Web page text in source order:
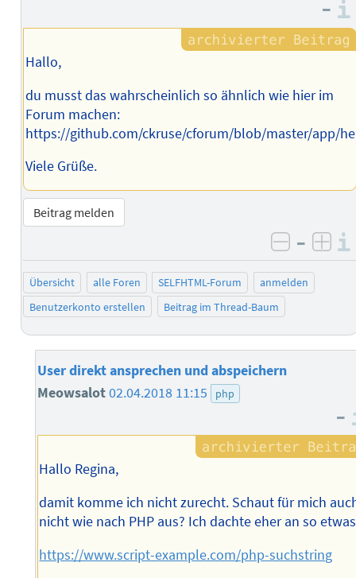
–
Hallo,
du musst das wahrscheinlich so ähnlich wie hier im
Forum machen:
https://github.com/ckruse/cforum/blob/master/app/
Viele Grüße.
Beitrag melden
negativ
–
Übersicht alle Foren SELFHTML-Forum
anmelden
Benutzerkonto erstellen
Beitrag im Thread-Baum
User direkt ansprechen und abspeichern
Meowsalot02.04.2018 11:15 php
–
Hallo Regina,
damit komme ich nicht zurecht. Schaut für mich
nicht wie nach PHP aus? Ich dachte eher an so
https://www.script-example.com/php-suchstring